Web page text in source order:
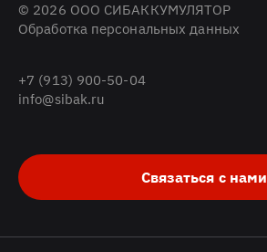
© 2026 ООО СИБАККУМУЛЯТОР
Обработка персональных данных
+7 (913) 900-50-04
info@sibak.ru
Связаться с нами